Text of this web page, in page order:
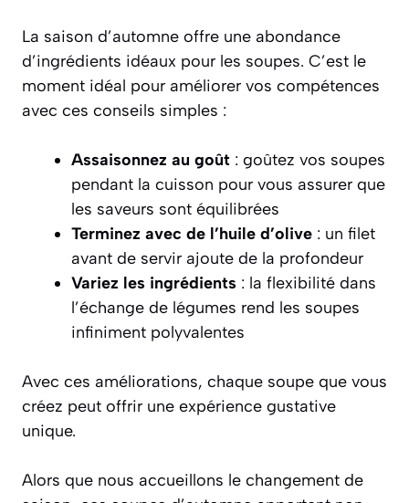
La saison d’automne offre une abondance
d’ingrédients idéaux pour les soupes. C’est le
moment idéal pour améliorer vos compétences
avec ces conseils simples :
Assaisonnez au goût : goûtez vos soupes
pendant la cuisson pour vous assurer que
les saveurs sont équilibrées
Terminez avec de l’huile d’olive : un filet
avant de servir ajoute de la profondeur
Variez les ingrédients : la flexibilité dans
l’échange de légumes rend les soupes
infiniment polyvalentes
Avec ces améliorations, chaque soupe que vous
créez peut offrir une expérience gustative
unique.
Alors que nous accueillons le changement de